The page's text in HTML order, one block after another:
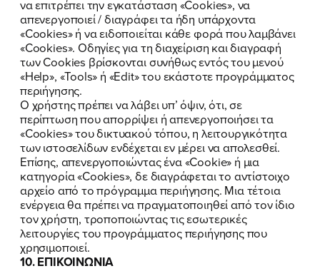
να επιτρέπει την εγκατάσταση «Cookies», να
απενεργοποιεί / διαγράφει τα ήδη υπάρχοντα
«Cookies» ή να ειδοποιείται κάθε φορά που λαμβάνει
«Cookies». Οδηγίες για τη διαχείριση και διαγραφή
των Cookies βρίσκονται συνήθως εντός του μενού
«Help», «Tools» ή «Edit» του εκάστοτε προγράμματος
περιήγησης.
Ο χρήστης πρέπει να λάβει υπ’ όψιν, ότι, σε
περίπτωση που απορρίψει ή απενεργοποιήσει τα
«Cookies» του δικτυακού τόπου, η λειτουργικότητα
των ιστοσελίδων ενδέχεται εν μέρει να απολεσθεί.
Επίσης, απενεργοποιώντας ένα «Cookie» ή μια
κατηγορία «Cookies», δε διαγράφεται το αντίστοιχο
αρχείο από το πρόγραμμα περιήγησης. Μια τέτοια
ενέργεια θα πρέπει να πραγματοποιηθεί από τον ίδιο
τον χρήστη, τροποποιώντας τις εσωτερικές
λειτουργίες του προγράμματος περιήγησης που
χρησιμοποιεί.
10. ΕΠΙΚΟΙΝΩΝΙΑ